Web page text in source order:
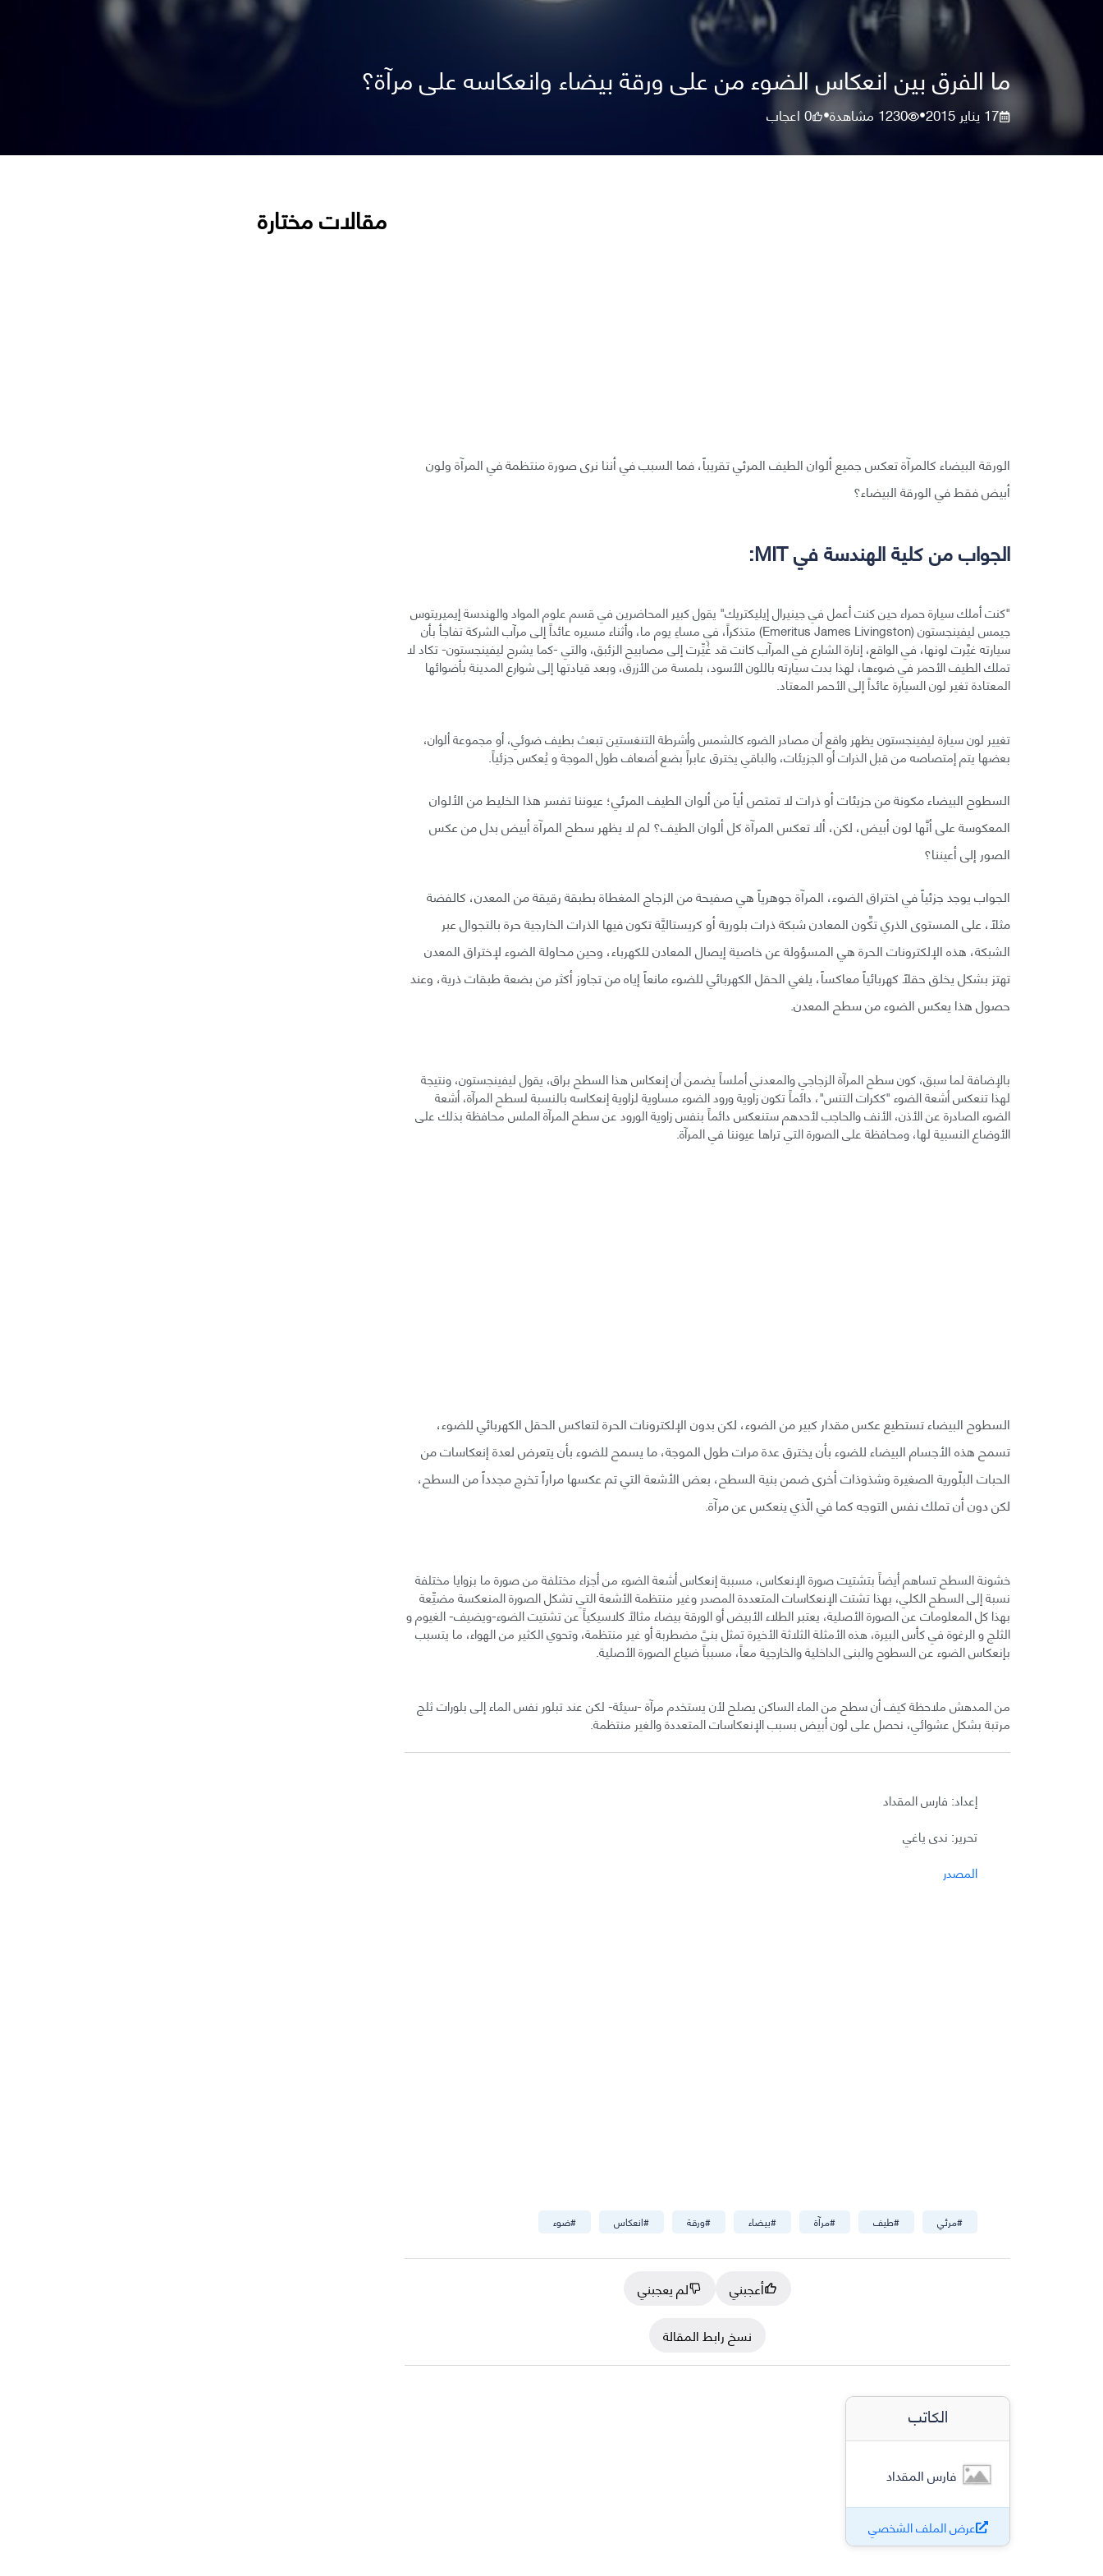
ما الفرق بين انعكاس الضوء من على ورقة بيضاء وانعكاسه على مرآة؟
17 يناير 2015 •
1230 مشاهدة•
0اعجاب
الورقة البيضاء كالمرآة تعكس جميع ألوان الطيف المرئي تقريباً، فما السبب في أننا نرى صورة منتظمة في المرآة ولون
أبيض فقط في الورقة البيضاء؟
الجواب من كلية الهندسة في MIT:
"كنت أملك سيارة حمراء حين كنت أعمل في جينيرال إيليكتريك" يقول كبير المحاضرين في قسم علوم المواد والهندسة إيميريتوس
جيمس ليفينجستون (Emeritus James Livingston) متذكراً، في مساءِ يوم ما، وأثناء مسيره عائداً إلى مرآب الشركة تفاجأ بأن
سيارته غيَّرت لونها، في الواقع، إنارة الشارع في المرآب كانت قد غُيِّرت إلى مصابيح الزئبق، والتي -كما يشرح ليفينجستون- تكاد لا
تملك الطيف الأحمر في ضوءها، لهذا بدت سيارته باللون الأسود، بلمسة من الأزرق، وبعد قيادتها إلى شوارع المدينة بأضوائها
المعتادة تغير لون السيارة عائداً إلى الأحمر المعتاد.
تغيير لون سيارة ليفينجستون يظهر واقع أن مصادر الضوء كالشمس وأشرطة التنغستين تبعث بطيف ضوئي، أو مجموعة ألوان،
بعضها يتم إمتصاصه من قبل الذرات أو الجزيئات، والباقي يخترق عابراً بضع أضعاف طول الموجة و يُعكس جزئياً.
السطوح البيضاء مكونة من جزيئات أو ذرات لا تمتص أياً من ألوان الطيف المرئي؛ عيوننا تفسر هذا الخليط من الألوان
المعكوسة على أنَّها لون أبيض، لكن، ألا تعكس المرآة كل ألوان الطيف؟ لم لا يظهر سطح المرآة أبيض بدل من عكس
الصور إلى أعيننا؟
الجواب يوجد جزئياً في اختراق الضوء، المرآة جوهرياً هي صفيحة من الزجاج المغطاة بطبقة رقيقة من المعدن، كالفضة
مثلاً، على المستوى الذري تكِّون المعادن شبكة ذرات بلورية أو كريستاليَّة تكون فيها الذرات الخارجية حرة بالتجوال عبر
الشبكة، هذه الإلكترونات الحرة هي المسؤولة عن خاصية إيصال المعادن للكهرباء، وحين محاولة الضوء لإختراق المعدن
تهتز بشكل يخلق حقلاً كهربائياً معاكساً، يلغي الحقل الكهربائي للضوء مانعاً إياه من تجاوز أكثر من بضعة طبقات ذرية، وعند
حصول هذا يعكس الضوء من سطح المعدن.
بالإضافة لما سبق، كون سطح المرآة الزجاجي والمعدني أملساً يضمن أن إنعكاس هذا السطح براق، يقول ليفينجستون، ونتيجة
لهذا تنعكس أشعة الضوء "ككرات التنس"، دائماً تكون زاوية ورود الضوء مساوية لزاوية إنعكاسه بالنسبة لسطح المرآة، أشعة
الضوء الصادرة عن الأذن، الأنف والحاجب لأحدهم ستنعكس دائماً بنفس زاوية الورود عن سطح المرآة الملس محافظة بذلك على
الأوضاع النسبية لها، ومحافظة على الصورة التي تراها عيوننا في المرآة.
السطوح البيضاء تستطيع عكس مقدار كبير من الضوء، لكن بدون الإلكترونات الحرة لتعاكس الحقل الكهربائي للضوء،
تسمح هذه الأجسام البيضاء للضوء بأن يخترق عدة مرات طول الموجة، ما يسمح للضوء بأن يتعرض لعدة إنعكاسات من
الحبات البلّورية الصغيرة وشذوذات أخرى ضمن بنية السطح، بعض الأشعة التي تم عكسها مراراً تخرج مجدداً من السطح،
لكن دون أن تملك نفس التوجه كما في الّذي ينعكس عن مرآة.
خشونة السطح تساهم أيضاً بتشتيت صورة الإنعكاس، مسببة إنعكاس أشعة الضوء من أجزاء مختلفة من صورة ما بزوايا مختلفة
نسبة إلى السطح الكلي، بهذا تشتت الإنعكاسات المتعددة المصدر وغير منتظمة الأشعة التي تشكل الصورة المنعكسة مضيِّعة
بهذا كل المعلومات عن الصورة الأصلية، يعتبر الطلاء الأبيض أو الورقة بيضاء مثالاً كلاسيكياً عن تشتيت الضوء-ويضيف- الغيوم و
الثلج و الرغوة في كأس البيرة، هذه الأمثلة الثلاثة الأخيرة تمثل بنىً مضطربة أو غير منتظمة، وتحوي الكثير من الهواء، ما يتسبب
بإنعكاس الضوء عن السطوح والبنى الداخلية والخارجية معاً، مسبباً ضياع الصورة الأصلية.
من المدهش ملاحظة كيف أن سطح من الماء الساكن يصلح لأن يستخدم مرآة -سيئة- لكن عند تبلور نفس الماء إلى بلورات ثلج
مرتبة بشكل عشوائي، نحصل على لون أبيض بسبب الإنعكاسات المتعددة والغير منتظمة.
إعداد: فارس المقداد
تحرير: ندى ياغي
المصدر
#ضوء #انعكاس #ورقة #بيضاء #مرآة #طيف #مرئي
أعجبني
لم يعجبني
نسخ رابط المقالة
الكاتب
فارس المقداد
عرض الملف الشخصي
مقالات مختارة